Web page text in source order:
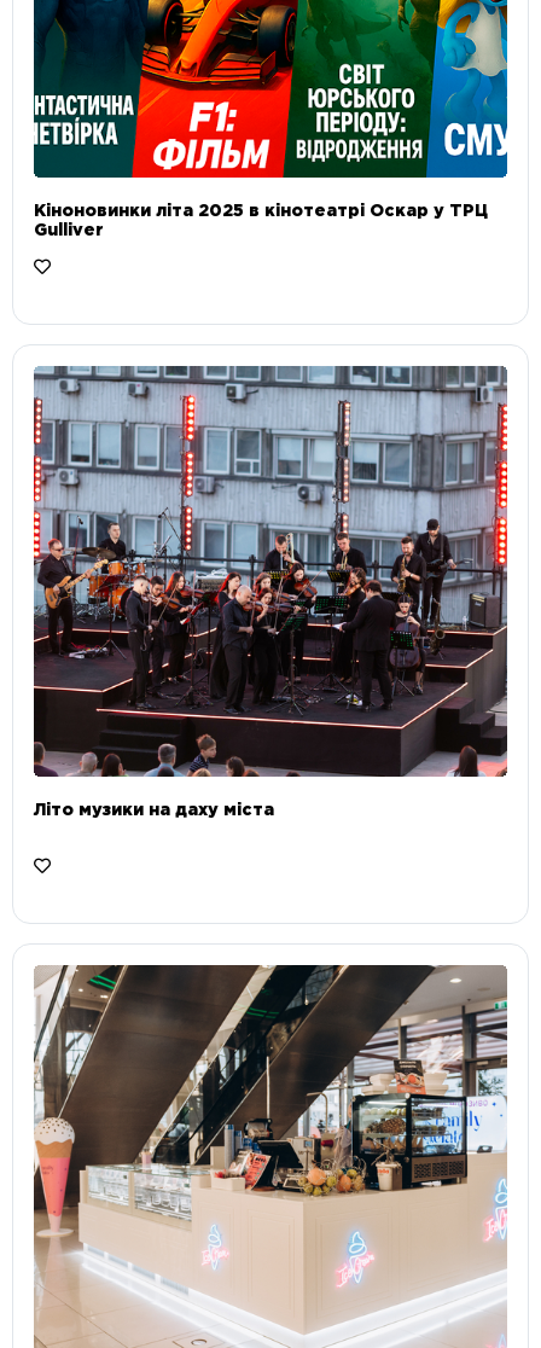
Кіноновинки літа 2025 в кінотеатрі Оскар у ТРЦ
Gulliver
Літо музики на даху міста